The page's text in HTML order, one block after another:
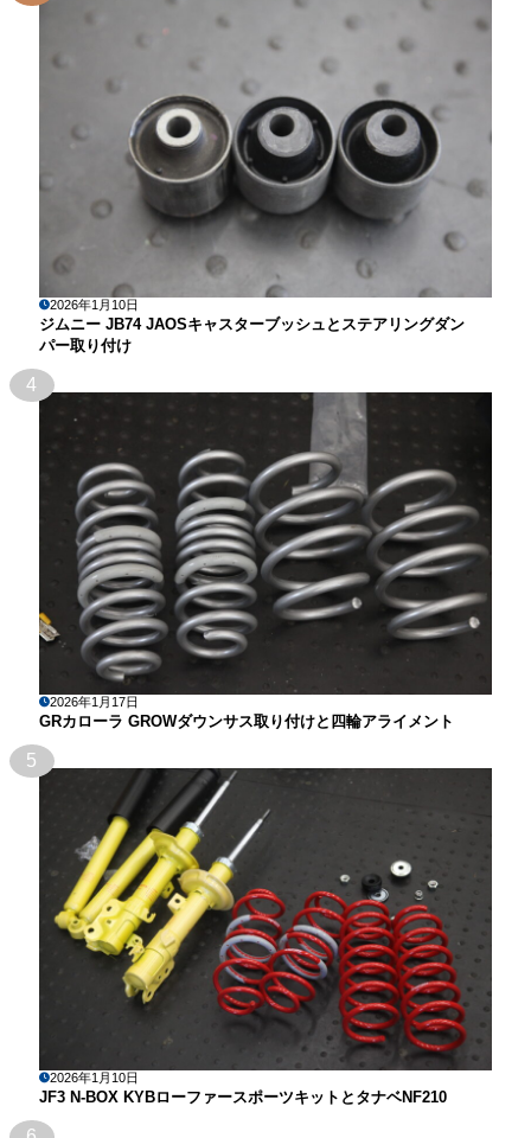
2026年1月10日
ジムニー JB74 JAOSキャスターブッシュとステアリングダン
パー取り付け
4
2026年1月17日
GRカローラ GROWダウンサス取り付けと四輪アライメント
5
2026年1月10日
JF3 N-BOX KYBローファースポーツキットとタナベNF210